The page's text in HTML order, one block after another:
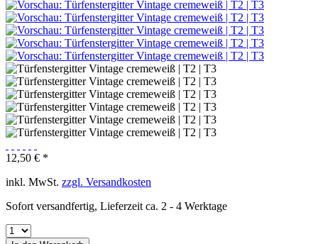
12,50 € *
inkl. MwSt. zzgl. Versandkosten
Sofort versandfertig, Lieferzeit ca. 2 - 4 Werktage